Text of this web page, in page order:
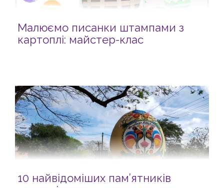
Малюємо писанки штампами з
картоплі: майстер-клас
10 найвідоміших пам’ятників